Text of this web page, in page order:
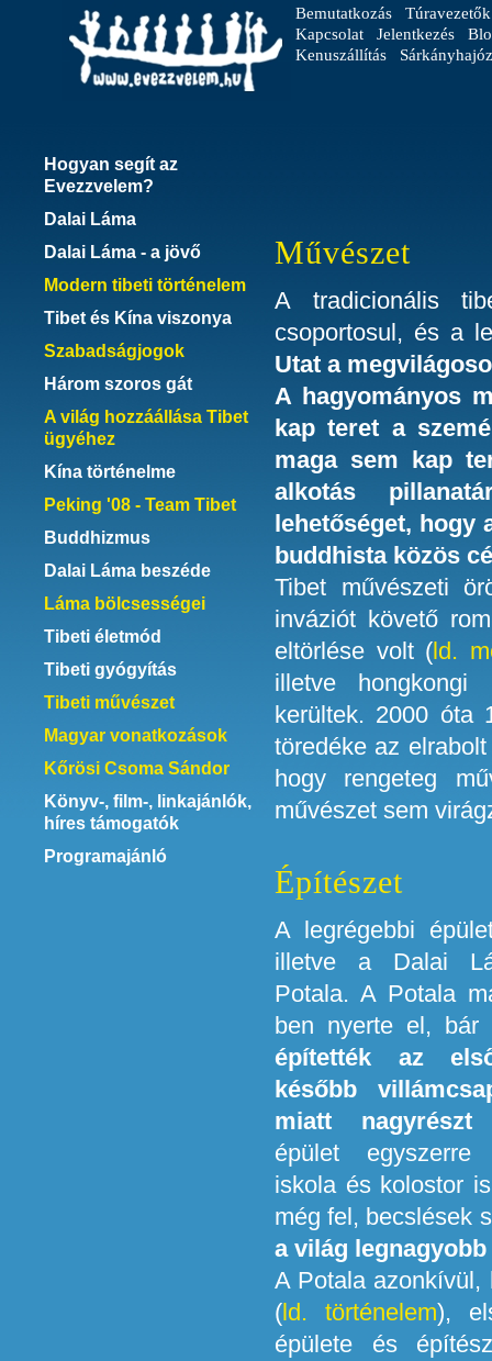
Bemutatkozás
Túravezetők
Kapcsolat
Jelentkezés
Kenuszállítás
Hogyan segít az
Evezzvelem?
Dalai Láma
Dalai Láma - a jövő
Modern tibeti történelem
Tibet és Kína viszonya
Szabadságjogok
Három szoros gát
A világ hozzáállása Tibet
ügyéhez
Kína történelme
Peking '08 - Team Tibet
Buddhizmus
Dalai Láma beszéde
Láma bölcsességei
Tibeti életmód
Tibeti gyógyítás
Tibeti művészet
Magyar vonatkozások
Kőrösi Csoma Sándor
Könyv-, film-, linkajánlók,
híres támogatók
Programajánló
Művészet
A tradicionális
csoportosul, és a
Utat a
A hagyományos
kap teret a
maga sem kap
alkotás
lehetőséget, hogy
buddhista közös
Tibet művészeti
inváziót követő
eltörlése volt (ld.
illetve hongkongi
kerültek. 2000 óta
töredéke az
hogy rengeteg
művészet sem
Építészet
A legrégebbi
illetve a Dalai
Potala. A Potala
ben nyerte el, bár
építették az
később
miatt nagyrészt
épület egyszerre
iskola és kolostor
még fel, becslések
a világ
A Potala azonkívül,
(ld. történelem),
épülete és